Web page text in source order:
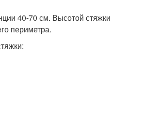
40-70 см. Высотой стяжки
периметра.